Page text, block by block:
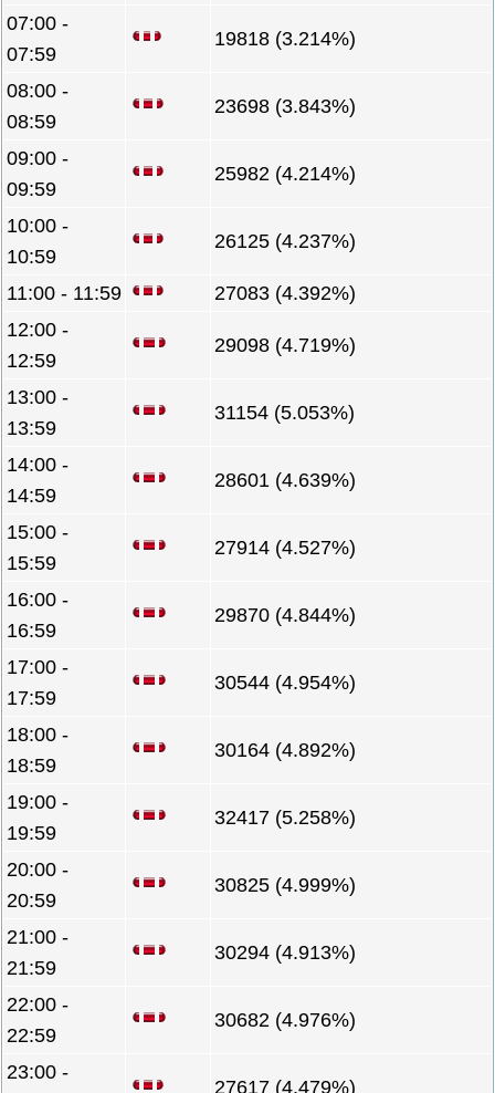
07:00 -
07:59
19818 (3.214%)
08:00 -
08:59
23698 (3.843%)
09:00 -
09:59
25982 (4.214%)
10:00 -
10:59
26125 (4.237%)
11:00 - 11:59
27083 (4.392%)
12:00 -
12:59
29098 (4.719%)
13:00 -
13:59
31154 (5.053%)
14:00 -
14:59
28601 (4.639%)
15:00 -
15:59
27914 (4.527%)
16:00 -
16:59
29870 (4.844%)
17:00 -
17:59
30544 (4.954%)
18:00 -
18:59
30164 (4.892%)
19:00 -
19:59
32417 (5.258%)
20:00 -
20:59
30825 (4.999%)
21:00 -
21:59
30294 (4.913%)
22:00 -
22:59
30682 (4.976%)
23:00 -
27617 (4.479%)